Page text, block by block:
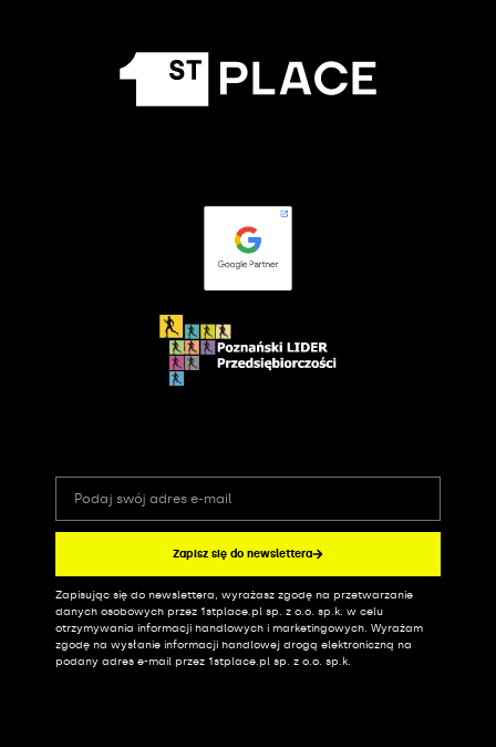
Zapisz się do newslettera
Alternative:
Zapisując się do newslettera, wyrażasz zgodę na przetwarzanie
danych osobowych przez 1stplace.pl sp. z o.o. sp.k. w celu
otrzymywania informacji handlowych i marketingowych. Wyrażam
zgodę na wysłanie informacji handlowej drogą elektroniczną na
podany adres e-mail przez 1stplace.pl sp. z o.o. sp.k.